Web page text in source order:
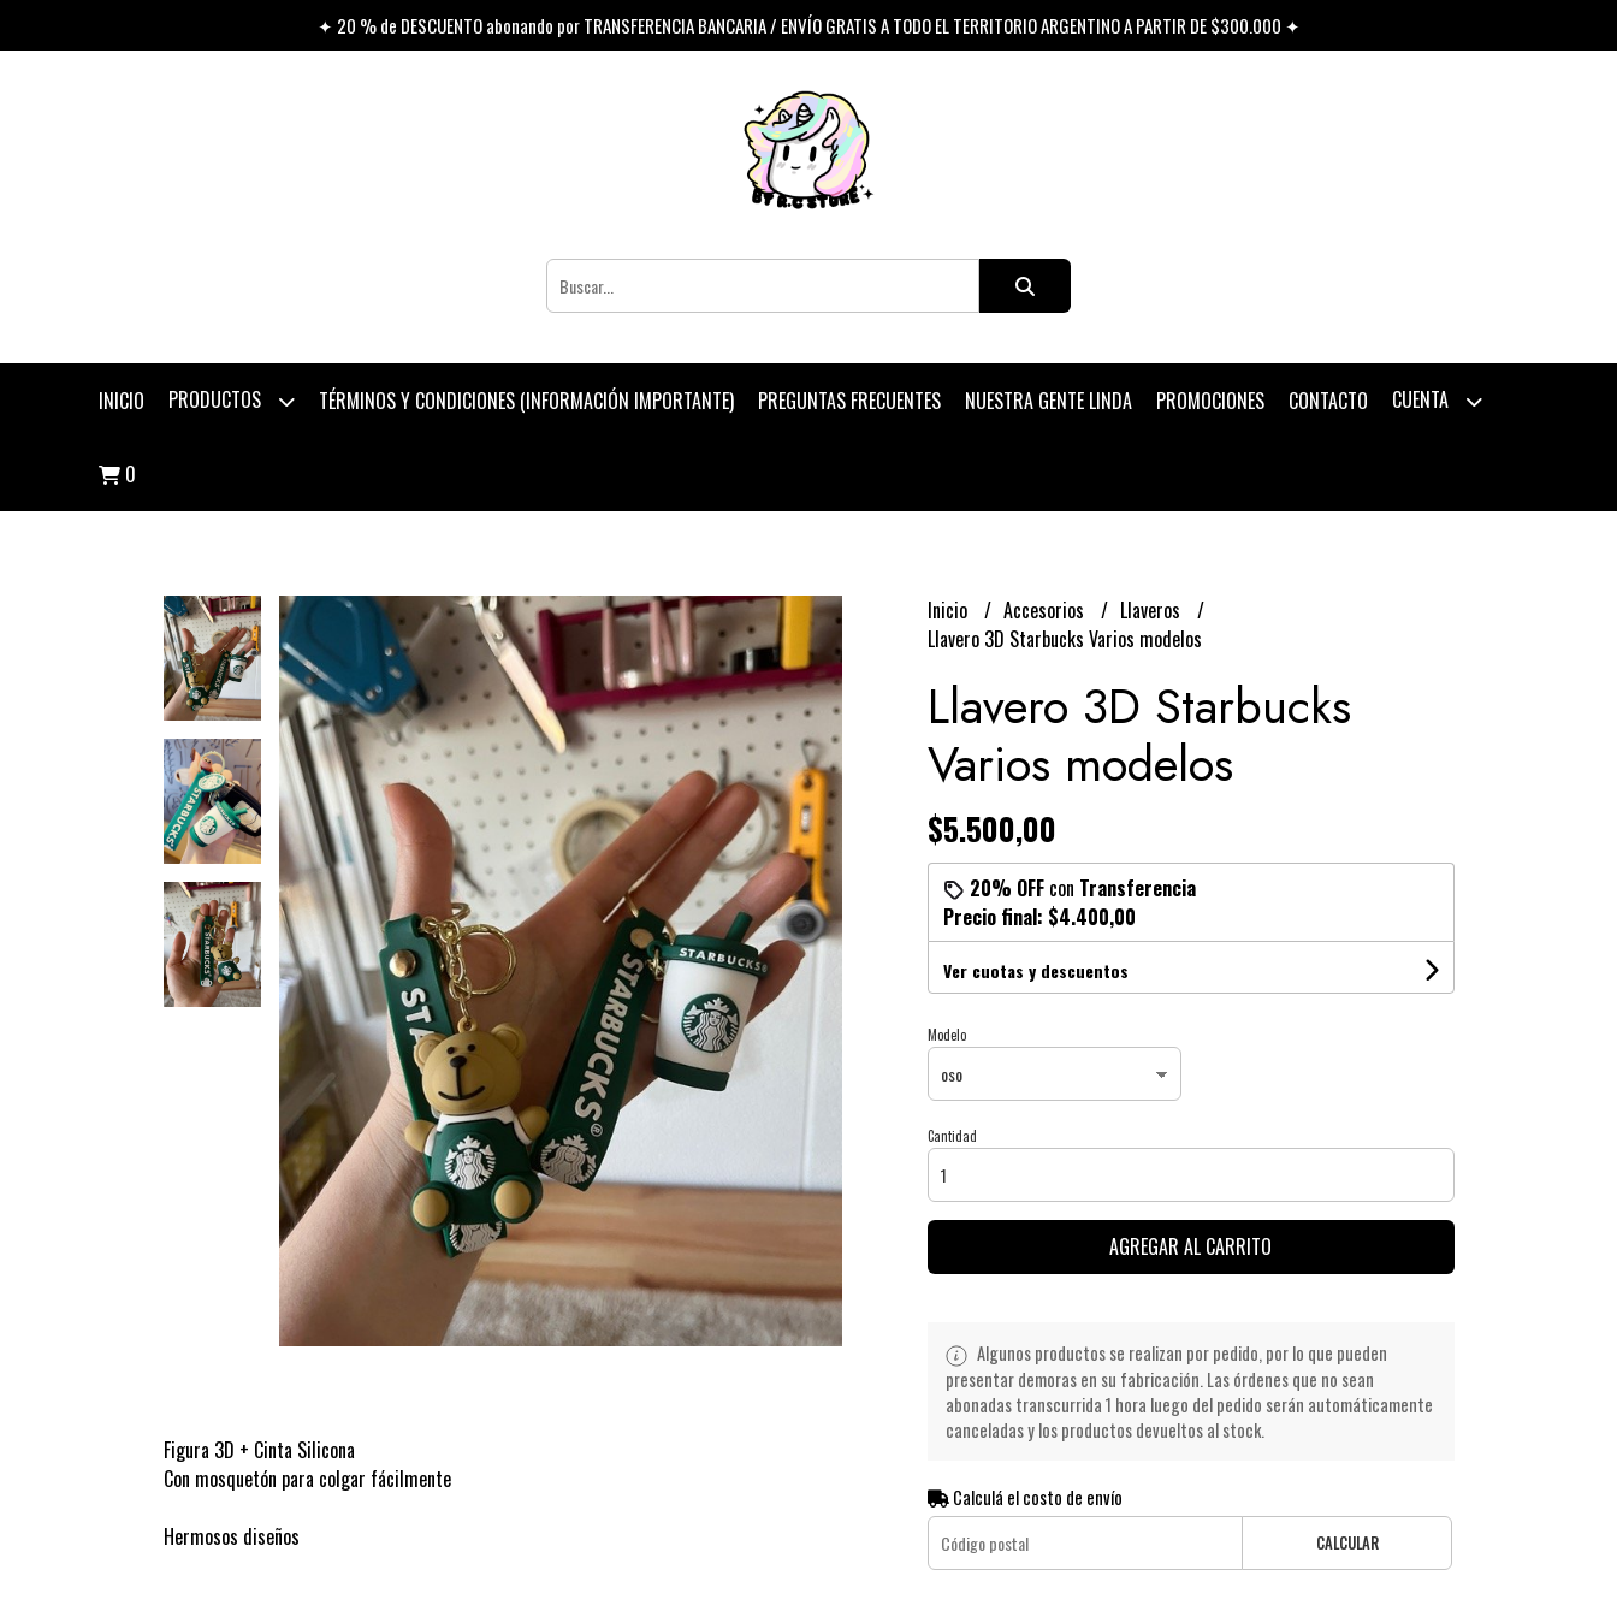
✦ 20 % de DESCUENTO abonando por TRANSFERENCIA BANCARIA / ENVÍO GRATIS A TODO EL TERRITORIO ARGENTINO A PARTIR DE $300.000 ✦
INICIO PRODUCTOS TÉRMINOS Y CONDICIONES (INFORMACIÓN IMPORTANTE) PREGUNTAS FRECUENTES NUESTRA GENTE LINDA PROMOCIONES CONTACTO CUENTA
0
Figura 3D + Cinta Silicona
Con mosquetón para colgar fácilmente
Hermosos diseños
Inicio Accesorios
Llaveros
Llavero 3D Starbucks Varios modelos
Llavero 3D Starbucks
Varios modelos
$5.500,00
20% OFFcon Transferencia
Precio final: $4.400,00
Ver cuotas y descuentos
Modelo
Cantidad
AGREGAR AL CARRITO
Algunos productos se realizan por pedido, por lo que pueden
presentar demoras en su fabricación. Las órdenes que no sean
abonadas transcurrida 1 hora luego del pedido serán automáticamente
canceladas y los productos devueltos al stock.
Calculá el costo de envío
CALCULAR